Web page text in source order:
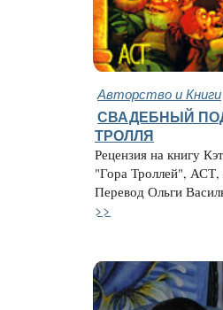
Авторство и Книги
СВАДЕБНЫЙ
ТРОЛЛЯ
Рецензия на книгу
"Гора Троллей", АСТ,
Перевод Ольги
>>